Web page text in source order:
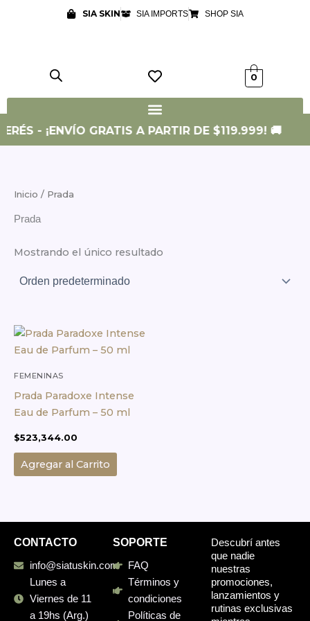
SIA SKIN SIA IMPORTS SHOP SIA
0
- ¡ENVÍO GRATIS A PARTIR DE $119.999! 🚚
Inicio / Prada
Prada
Mostrando el único resultado
FEMENINAS
Prada Paradoxe Intense
Eau de Parfum – 50 ml
$523,344.00
Agregar al Carrito
CONTACTO
info@siatuskin.com
Lunes a
Viernes de 11
a 19hs (Arg.)
SOPORTE
FAQ
Términos y
condiciones
Políticas de
Descubrí antes
que nadie
nuestras
promociones,
lanzamientos y
rutinas exclusivas